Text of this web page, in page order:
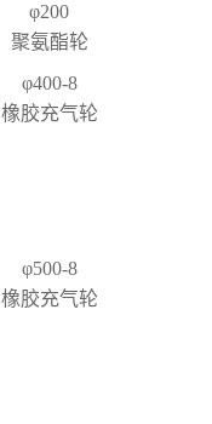
φ200
聚氨酯轮
φ400-8
橡胶充气轮
φ500-8
橡胶充气轮